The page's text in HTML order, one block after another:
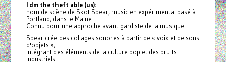
I dm the theft able (us):
nom de scène de Skot Spear, musicien expérimental basé à
Portland, dans le Maine.
Connu pour une approche avant-gardiste de la musique.
Spear crée des collages sonores à partir de « voix et de sons
d'objets »,
intégrant des éléments de la culture pop et des bruits
industriels.